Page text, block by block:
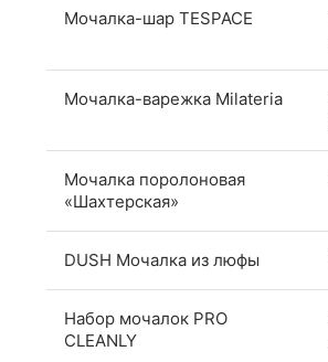
Мочалка-шар TESPACE
Мочалка-варежка Milateria
Мочалка поролоновая
«Шахтерская»
DUSH Мочалка из люфы
Набор мочалок PRO
CLEANLY